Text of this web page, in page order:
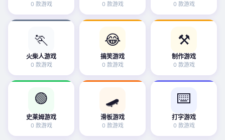
0 款游戏 0 款游戏 0 款游戏
🏃
火柴人游戏
0 款游戏
😂
搞笑游戏
0 款游戏
⚒️
制作游戏
0 款游戏
🟢
史莱姆游戏
0 款游戏
🛹
滑板游戏
0 款游戏
⌨️
打字游戏
0 款游戏